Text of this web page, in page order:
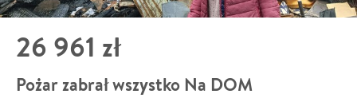
26 961 zł
Pożar zabrał wszystko Na DOM